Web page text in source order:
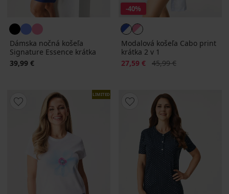
Dámska nočná košeľa
Signature Essence krátka
39,99 €
-40%
Modalová košeľa Cabo print
krátka 2 v 1
Zľava
27,59 € Pôvodná cena
45,99 €
LIMITED